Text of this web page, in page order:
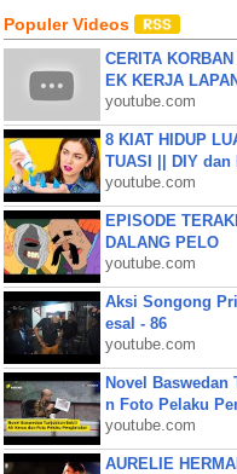
Populer Videos
CERITA
EK KERJA
youtube.com
8 KIAT HIDUP
TUASI || DIY dan
youtube.com
EPISODE
DALANG PELO
youtube.com
Aksi Songong
esal - 86
youtube.com
Novel
n Foto Pelaku
youtube.com
AURELIE